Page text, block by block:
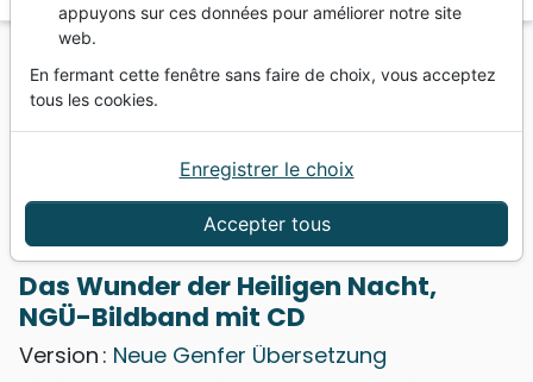
Vous ne pouvez pas créer de nouvelle commande
depuis votre pays (United States).
Fêtes chrétiennes
Das Wunder der Heiligen Nacht, NGÜ-Bildband mit
Das Wunder der Heiligen Nacht,
NGÜ-Bildband mit CD
Version : Neue Genfer Übersetzung
appuyons sur ces données pour améliorer notre site
web.
En fermant cette fenêtre sans faire de choix, vous acceptez
tous les cookies.
Accepter tous
Enregistrer le choix